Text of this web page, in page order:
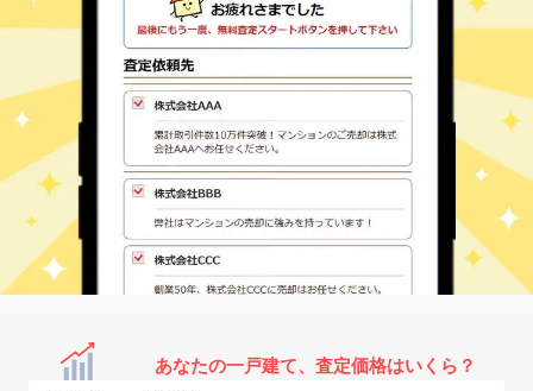
あなたの一戸建て、査定価格はいくら？